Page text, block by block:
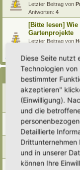
Letzter Beitrag von
Antworten: 4
[Bitte lesen]
Gartenprojekte
Letzter Beitrag von
Antworten:1
Letzter Beitrag von
Antworten: 1
WANDERNDE
Letzter Beitrag von
Letzter Beitrag von
SUMPFBEET
Diese Seite nutzt
Technologien
bestimmter
akzeptieren"
(Einwilligung).
und die
Detaillierte
Drittunternehmen
und in unserer
können Ihre